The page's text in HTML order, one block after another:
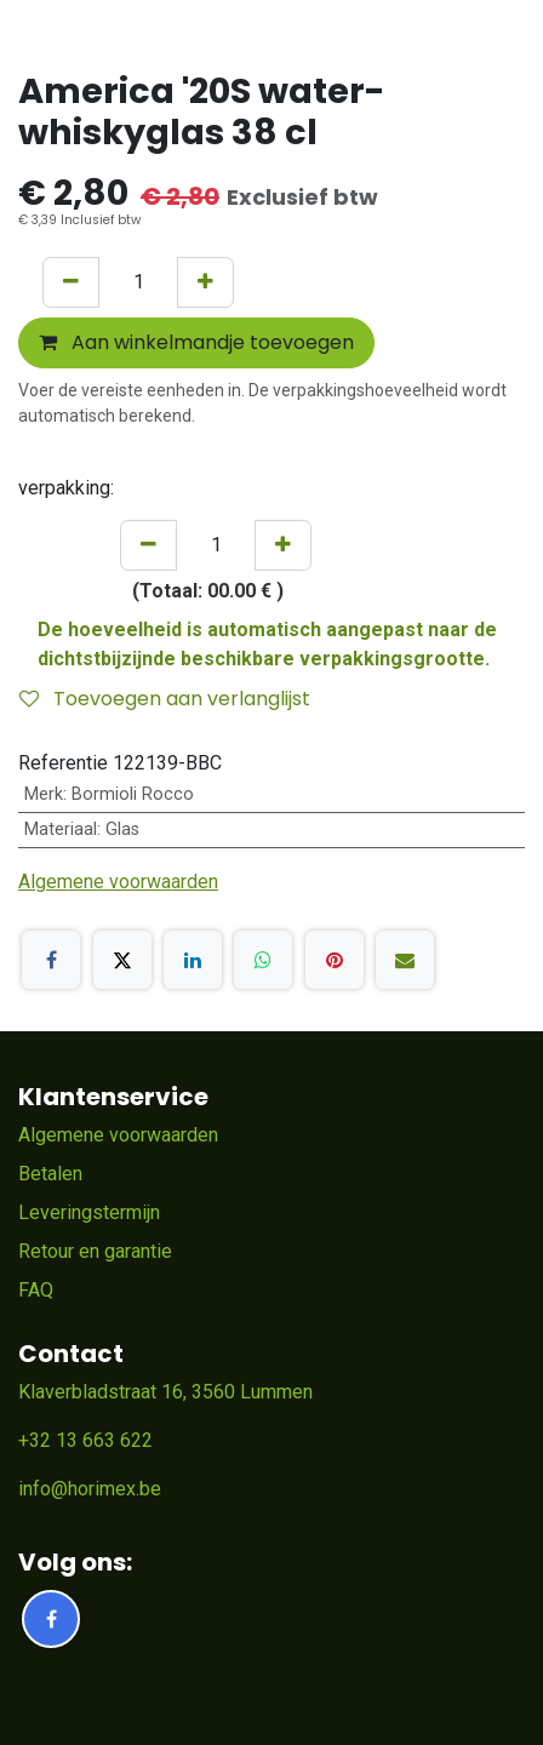
America '20S water-
whiskyglas 38 cl
€ 2,80 €2,80 Exclusief btw
€ 3,39 Inclusief btw
Aan winkelmandje toevoegen
Voer de vereiste eenheden in. De verpakkingshoeveelheid wordt
automatisch berekend.
verpakking:
(Totaal: 00.00 € )
De hoeveelheid is automatisch aangepast naar de
dichtstbijzijnde beschikbare verpakkingsgrootte.
Toevoegen aan verlanglijst
Referentie 122139-BBC
Merk: Bormioli Rocco
Materiaal : Glas
Algemene voorwaarden
Klantenservice
Algemene voorwaarden
Betalen
Leveringstermijn
Retour en garantie
FAQ
Contact
Klaverbladstraat 16, 3560 Lummen
+32 13 663 622
info@horimex.be
Volg ons: